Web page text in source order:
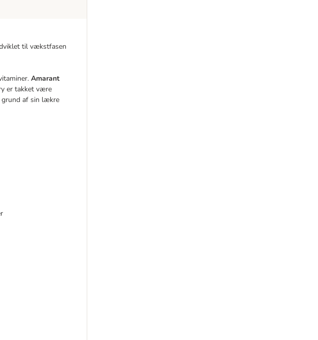
til vækstfasen
Amarant
er takket være
grund af sin lækre